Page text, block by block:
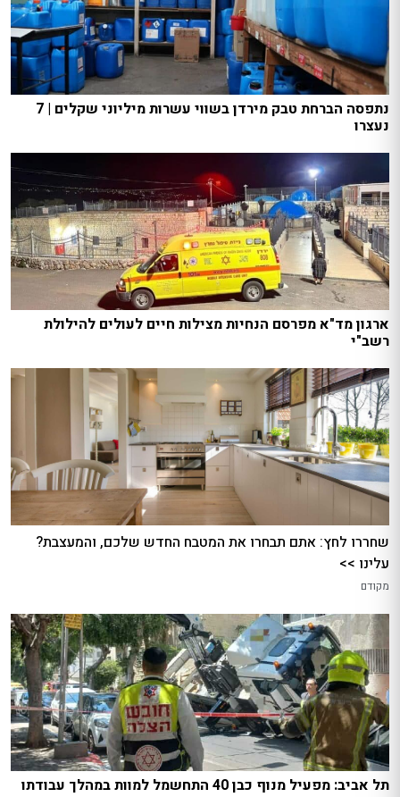
נתפסה הברחת טבק מירדן בשווי עשרות מיליוני שקלים | 7
נעצרו
ארגון מד"א מפרסם הנחיות מצילות חיים לעולים להילולת
רשב"י
שחררו לחץ: אתם תבחרו את המטבח החדש שלכם, והמעצבת?
עלינו >>
מקודם
תל אביב: מפעיל מנוף כבן 40 התחשמל למוות במהלך עבודתו